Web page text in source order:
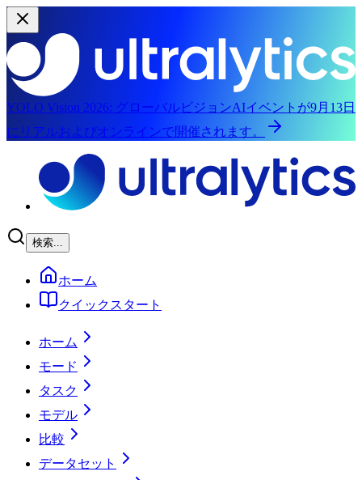
YOLO Vision 2026: グローバルビジョンAIイベントが9月13日
にリアルおよびオンラインで開催されます。
検索...
ホーム
クイックスタート
ホーム
モード
タスク
モデル
比較
データセット